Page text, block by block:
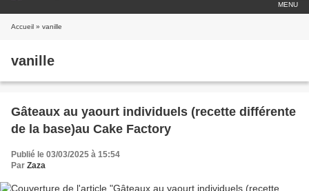
MENU
Accueil » vanille
vanille
Gâteaux au yaourt individuels (recette différente
de la base)au Cake Factory
Publié le 03/03/2025 à 15:54
Par Zaza